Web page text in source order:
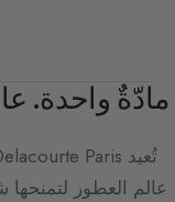
مادّةٌ واحدة.
تُعيد Paris
عالم العطور